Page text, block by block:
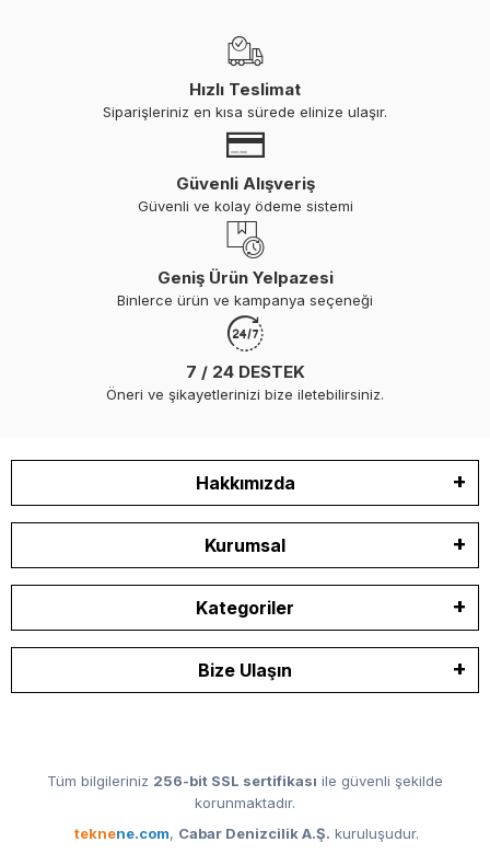
Hızlı Teslimat
Siparişleriniz en kısa sürede elinize ulaşır.
Güvenli Alışveriş
Güvenli ve kolay ödeme sistemi
Geniş Ürün Yelpazesi
Binlerce ürün ve kampanya seçeneği
7 / 24 DESTEK
Öneri ve şikayetlerinizi bize iletebilirsiniz.
Hakkımızda
Kurumsal
Kategoriler
Bize Ulaşın
Tüm bilgileriniz 256-bit SSL sertifikası ile güvenli şekilde
korunmaktadır.
teknene.com, Cabar Denizcilik A.Ş. kuruluşudur.